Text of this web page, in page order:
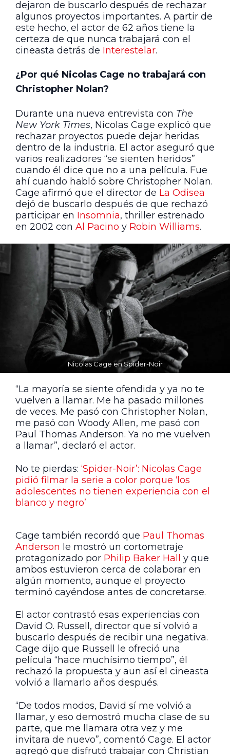
dejaron de buscarlo después de rechazar
algunos proyectos importantes. A partir de
este hecho, el actor de 62 años tiene la
certeza de que nunca trabajará con el
cineasta detrás de Interestelar.
¿Por qué Nicolas Cage no trabajará con
Christopher Nolan?
Durante una nueva entrevista con The
New York Times, Nicolas Cage explicó que
rechazar proyectos puede dejar heridas
dentro de la industria. El actor aseguró que
varios realizadores “se sienten heridos”
cuando él dice que no a una película. Fue
ahí cuando habló sobre Christopher Nolan.
Cage afirmó que el director de La Odisea
dejó de buscarlo después de que rechazó
participar en Insomnia, thriller estrenado
en 2002 con Al Pacino y Robin Williams.
Nicolas Cage en Spider-Noir
“La mayoría se siente ofendida y ya no te
vuelven a llamar. Me ha pasado millones
de veces. Me pasó con Christopher Nolan,
me pasó con Woody Allen, me pasó con
Paul Thomas Anderson. Ya no me vuelven
a llamar”, declaró el actor.
No te pierdas: ‘Spider-Noir’: Nicolas Cage
pidió filmar la serie a color porque ‘los
adolescentes no tienen experiencia con el
blanco y negro’
Cage también recordó que Paul Thomas
Anderson le mostró un cortometraje
protagonizado por Philip Baker Hall
y que
ambos estuvieron cerca de colaborar en
algún momento, aunque el proyecto
terminó cayéndose antes de concretarse.
El actor contrastó esas experiencias con
David O. Russell, director que sí volvió a
buscarlo después de recibir una negativa.
Cage dijo que Russell le ofreció una
película “hace muchísimo tiempo”, él
rechazó la propuesta y aun así el cineasta
volvió a llamarlo años después.
“De todos modos, David sí me volvió a
llamar, y eso demostró mucha clase de su
parte, que me llamara otra vez y me
invitara de nuevo”, comentó Cage. El actor
agregó que disfrutó trabajar con Christian